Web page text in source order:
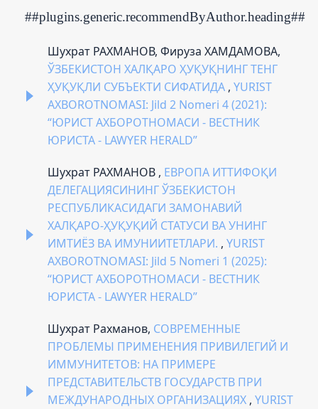
##plugins.generic.recommendByAuthor.heading##
Шухрат РАХМАНОВ, Фируза ХАМДАМОВА,
ЎЗБЕКИСТОН ХАЛҚАРО ҲУҚУҚНИНГ ТЕНГ
ҲУҚУҚЛИ СУБЪЕКТИ СИФАТИДА , YURIST
AXBOROTNOMASI: Jild 2 Nomeri 4 (2021):
“ЮРИСТ АХБОРОТНОМАСИ - ВЕСТНИК
ЮРИСТА - LAWYER HERALD”
Шухрат РАХМАНОВ , ЕВРОПА ИТТИФОҚИ
ДЕЛЕГАЦИЯСИНИНГ ЎЗБEКИСТОН
РEСПУБЛИКАСИДАГИ ЗАМОНАВИЙ
ХАЛҚАРО-ҲУҚУҚИЙ СТАТУСИ ВА УНИНГ
ИМТИЁЗ ВА ИМУНИИТEТЛАРИ. , YURIST
AXBOROTNOMASI: Jild 5 Nomeri 1 (2025):
“ЮРИСТ АХБОРОТНОМАСИ - ВЕСТНИК
ЮРИСТА - LAWYER HERALD”
Шухрат Рахманов, СОВРЕМЕННЫЕ
ПРОБЛЕМЫ ПРИМЕНЕНИЯ ПРИВИЛЕГИЙ И
ИММУНИТЕТОВ: НА ПРИМЕРЕ
ПРЕДСТАВИТЕЛЬСТВ ГОСУДАРСТВ ПРИ
МЕЖДУНАРОДНЫХ ОРГАНИЗАЦИЯХ , YURIST